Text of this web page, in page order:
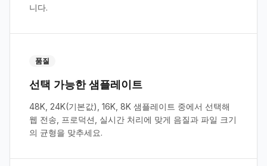
니다.
품질
선택 가능한 샘플레이트
48K, 24K(기본값), 16K, 8K 샘플레이트 중에서 선택해
웹 전송, 프로덕션, 실시간 처리에 맞게 음질과 파일 크기
의 균형을 맞추세요.